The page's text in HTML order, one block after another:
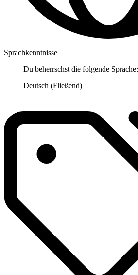
Sprachkenntnisse
Du beherrschst die folgende Sprache:
Deutsch (Fließend)